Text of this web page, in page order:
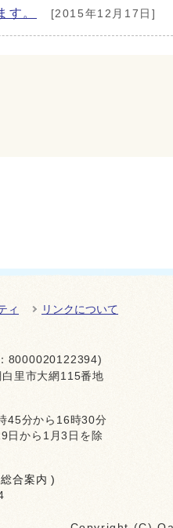
す。 [2015年12月17日]
ィ リンクについて
8000020122394)
里市大網115番地
45分から16時30分
日から1月3日を除
合案内 )